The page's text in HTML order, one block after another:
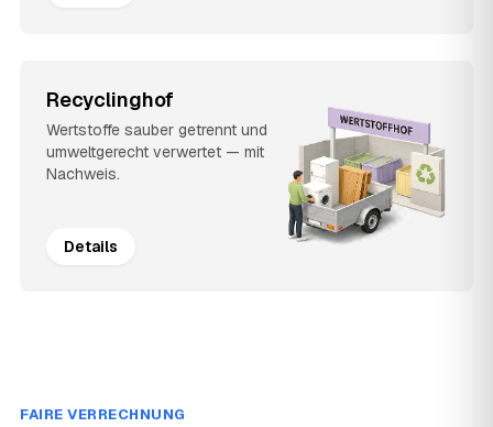
Recyclinghof
Wertstoffe sauber getrennt und
umweltgerecht verwertet — mit
Nachweis.
Details
FAIRE VERRECHNUNG